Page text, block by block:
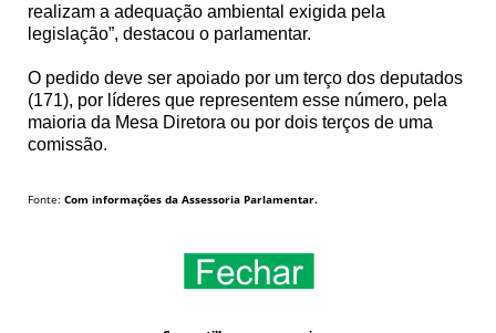
realizam a adequação ambiental exigida pela
legislação”, destacou o parlamentar.
O pedido deve ser apoiado por um terço dos deputados
(171), por líderes que representem esse número, pela
maioria da Mesa Diretora ou por dois terços de uma
comissão.
Fonte: Com informações da Assessoria Parlamentar.